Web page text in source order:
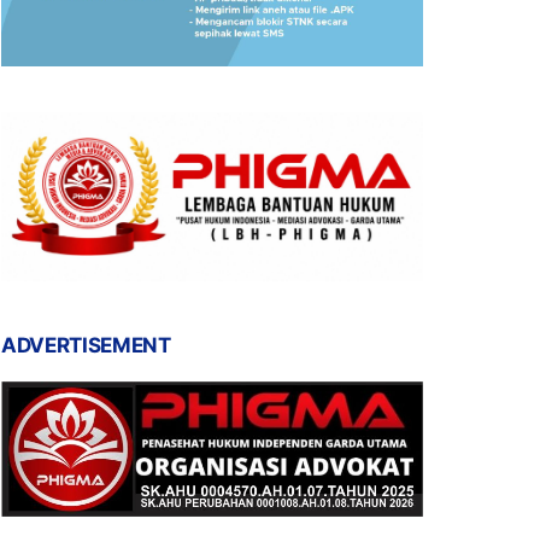
ADVERTISEMENT